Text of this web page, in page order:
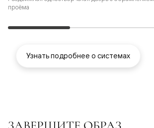
проёма
Узнать подробнее о системах